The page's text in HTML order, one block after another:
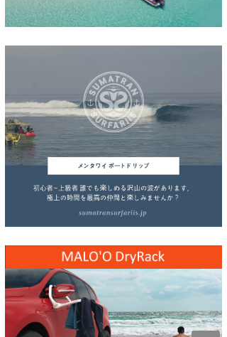
上條将美
ゴン
米山予報士
wanda
予報士 hiro.
banpaku
chappy
Romisea